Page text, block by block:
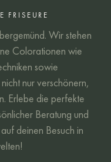
FRISEURE
Wir stehen
Colorationen wie
sowie
nur verschönern,
Erlebe die perfekte
Beratung und
deinen Besuch in